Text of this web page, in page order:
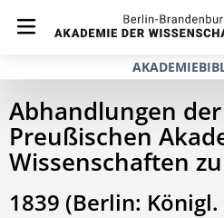
Abhandlungen
Preußischen
Wissenschaften
1839 (Berlin: